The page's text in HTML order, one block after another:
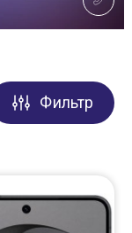
Фильтр